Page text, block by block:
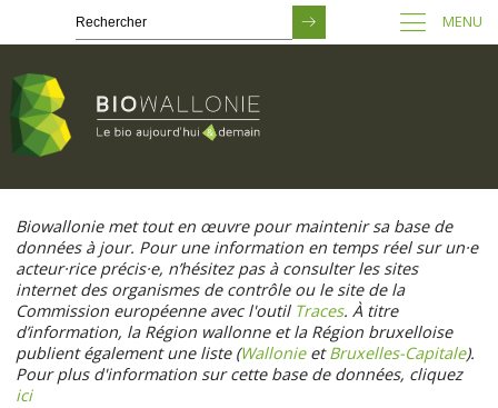
contenu
principal
MENU
Biowallonie met tout en œuvre pour maintenir sa base de
données à jour. Pour une information en temps réel sur un·e
acteur·rice précis·e, n’hésitez pas à consulter les sites
internet des organismes de contrôle ou le site de la
Commission européenne avec l'outil Traces. À titre
d’information, la Région wallonne et la Région bruxelloise
publient également une liste (WallonieetBruxelles-Capitale).
Pour plus d'information sur cette base de données, cliquez
ici